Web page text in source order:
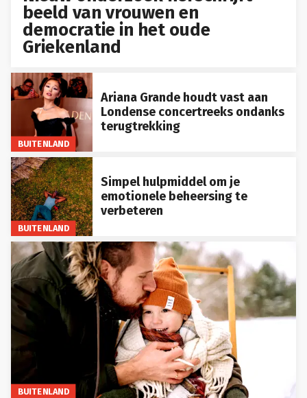
beeld van vrouwen en
democratie in het oude
Griekenland
BUITENLAND
Ariana Grande houdt vast aan
Londense concertreeks ondanks
terugtrekking
BUITENLAND
Simpel hulpmiddel om je
emotionele beheersing te
verbeteren
BUITENLAND